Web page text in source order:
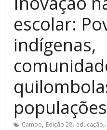
tecnologias
estão
presentes
dia
dia.
escolar:
indígenas,
Campo, Edição 28, educação,